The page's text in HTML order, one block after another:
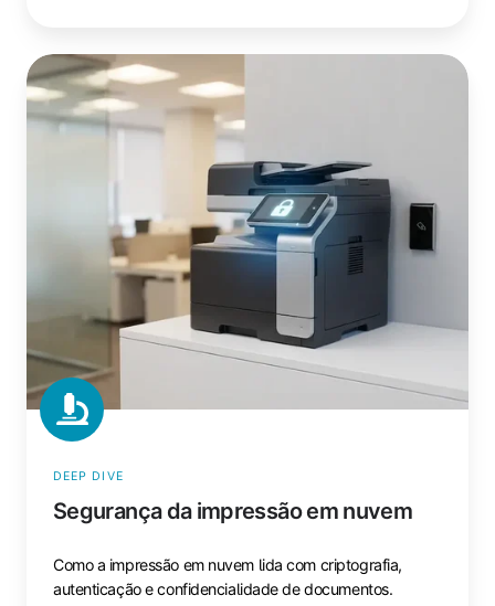
Segurança
da
impressão
DEEP DIVE
Segurança da impressão em nuvem
Como a impressão em nuvem lida com criptografia,
autenticação e confidencialidade de documentos.